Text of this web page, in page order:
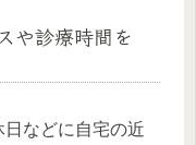
や診療時間を
などに自宅の近